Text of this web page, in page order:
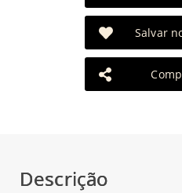
Salvar
Descrição